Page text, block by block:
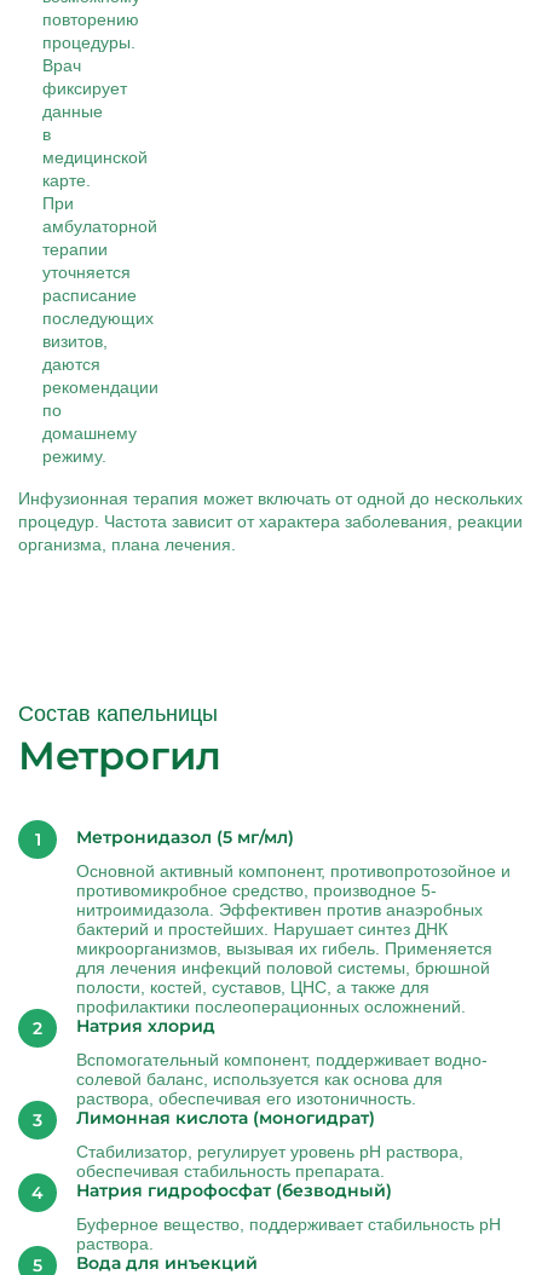
повторению
процедуры.
Врач
фиксирует
данные
в
медицинской
карте.
При
амбулаторной
терапии
уточняется
расписание
последующих
визитов,
даются
рекомендации
по
домашнему
режиму.
Инфузионная терапия может включать от одной до нескольких
процедур. Частота зависит от характера заболевания, реакции
организма, плана лечения.
Состав капельницы
Метрогил
Метронидазол (5 мг/мл)
Основной активный компонент, противопротозойное и
противомикробное средство, производное 5-
нитроимидазола. Эффективен против анаэробных
бактерий и простейших. Нарушает синтез ДНК
микроорганизмов, вызывая их гибель. Применяется
для лечения инфекций половой системы, брюшной
полости, костей, суставов, ЦНС, а также для
профилактики послеоперационных осложнений.
Натрия хлорид
Вспомогательный компонент, поддерживает водно-
солевой баланс, используется как основа для
раствора, обеспечивая его изотоничность.
Лимонная кислота (моногидрат)
Стабилизатор, регулирует уровень pH раствора,
обеспечивая стабильность препарата.
Натрия гидрофосфат (безводный)
Буферное вещество, поддерживает стабильность pH
раствора.
Вода для инъекций